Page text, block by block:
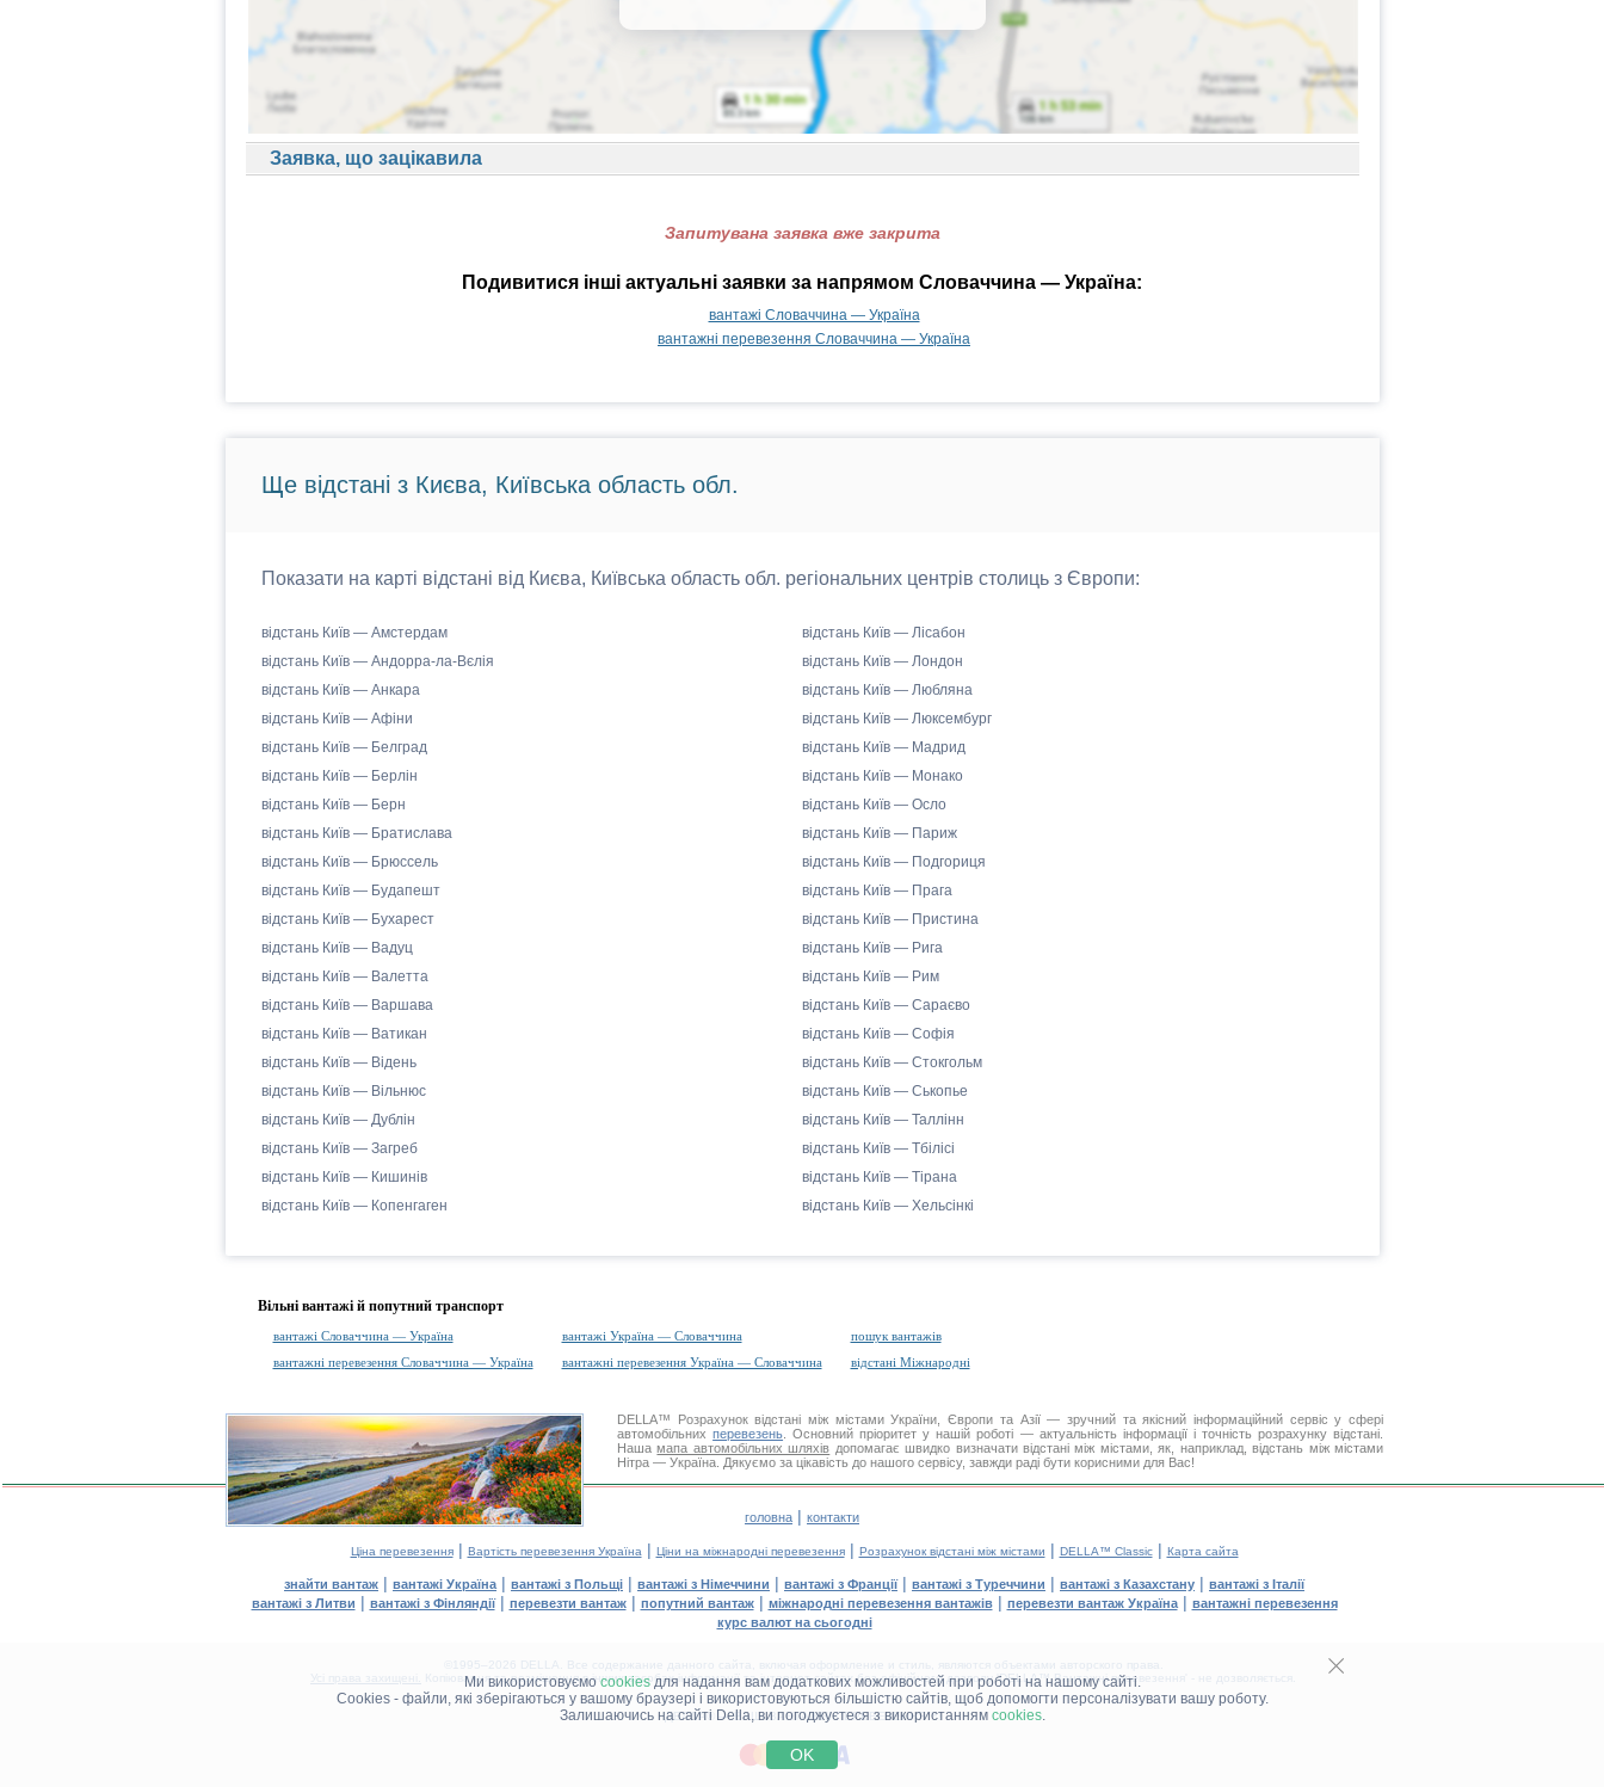
Ми використовуємо cookiesдля надання вам додаткових можливостей при роботі на нашому сайті.
Cookies - файли, які зберігаються у вашому браузері і використовуються більшістю сайтів, щоб допомогти персоналізувати вашу роботу.
Залишаючись на сайті Della, ви погоджуєтеся з використанням cookies.
OK
Заявка, що зацікавила
Запитувана заявка вже закрита
Подивитися інші актуальні заявки за напрямом Словаччина — Україна:
вантажі Словаччина — Україна
вантажні перевезення Словаччина — Україна
Ще відстані з Києва, Київська область обл.
Показати на карті відстані від Києва, Київська область обл. регіональних центрів столиць з Європи:
відстань Київ — Амстердам
відстань Київ — Андорра-ла-Вєлія
відстань Київ — Анкара
відстань Київ — Афіни
відстань Київ — Белград
відстань Київ — Берлін
відстань Київ — Берн
відстань Київ — Братислава
відстань Київ — Брюссель
відстань Київ — Будапешт
відстань Київ — Бухарест
відстань Київ — Вадуц
відстань Київ — Валетта
відстань Київ — Варшава
відстань Київ — Ватикан
відстань Київ — Відень
відстань Київ — Вільнюс
відстань Київ — Дублін
відстань Київ — Загреб
відстань Київ — Кишинів
відстань Київ — Копенгаген
відстань Київ — Лісабон
відстань Київ — Лондон
відстань Київ — Любляна
відстань Київ — Люксембург
відстань Київ — Мадрид
відстань Київ — Монако
відстань Київ — Осло
відстань Київ — Париж
відстань Київ — Подгориця
відстань Київ — Прага
відстань Київ — Пристина
відстань Київ — Рига
відстань Київ — Рим
відстань Київ — Сараєво
відстань Київ — Софія
відстань Київ — Стокгольм
відстань Київ — Ськопье
відстань Київ — Таллінн
відстань Київ — Тбілісі
відстань Київ — Тірана
відстань Київ — Хельсінкі
Вільні вантажі й попутний транспорт
вантажі Словаччина — Україна вантажі Україна — Словаччина
пошук вантажів
вантажні перевезення Словаччина — Україна
вантажні перевезення Україна — Словаччина відстані Міжнародні
DELLA™ Розрахунок відстані між містами України, Європи та Азії — зручний та якісний інформаційний сервіс у сфері
автомобільнихперевезень . Основний пріоритет у нашій роботі — актуальність інформації і точність розрахунку відстані.
Нашамапа автомобільних шляхів допомагає швидко визначати відстані між містами, як, наприклад, відстань між містами
Нітра — Україна. Дякуємо за цікавість до нашого сервісу, завжди раді бути корисними для Вас!
головна | контакти
Ціна перевезення| Вартість перевезення Україна | Ціни на міжнародні перевезення| Розрахунок відстані між містами | DELLA™ Classic| Карта сайта
знайти вантаж | вантажі Україна | вантажі з Польщі | вантажі з Німеччини | вантажі з Франції| вантажі з Туреччини | вантажі з Казахстану | вантажі з Італії
вантажі з Литви | вантажі з Фінляндії| перевезти вантаж| попутний вантаж| міжнародні перевезення вантажів| перевезти вантаж Україна| вантажні перевезення
курс валют на сьогодні
©1995–2026 DELLA. Все содержание данного сайта, включая оформление и стиль, являются объектами авторского права.
Усі права захищені.
Копіювання та розміщення в інших засобах інформації та інтернет-сайтах без офіційного дозволу 'DELLA™ Вантажні перевезення' - не дозволяється.
ДЕЛЛА® — ВАШІВАНТАЖНІ ПЕРЕВЕЗЕННЯ™!